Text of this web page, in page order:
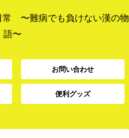
常 〜難病でも負けない漢の物
語〜
お問い合わせ
便利グッズ